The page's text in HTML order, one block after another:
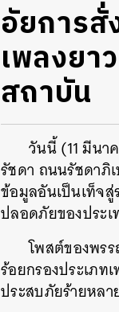
อัยการสั่
เพลงย
สถาบัน
วันนี้ (11 มีนา
รัชดา ถนนรัชดาภิ
ข้อมูลอันเป็นเท็จ
ปลอดภัยของประ
โพสต์ของพร
ร้อยกรองประเภท
ประสบภัยร้ายหลา